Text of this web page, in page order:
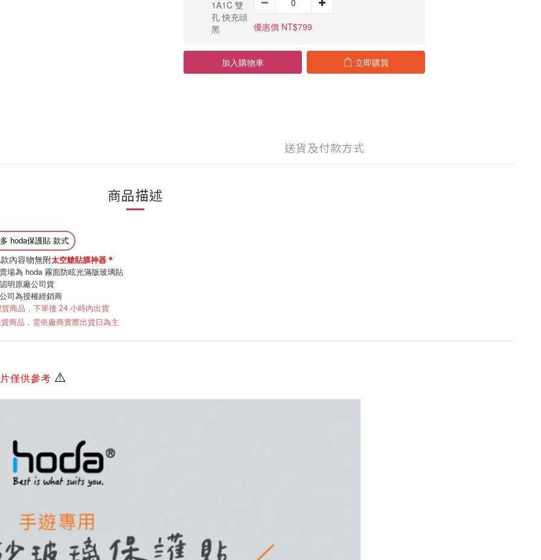
優惠價 NT$799
加入購物車 立即購買
送貨及付款方式
商品描述
hoda保護貼 款式
內容物無附太空艙貼膜神器 ＊
場為 hoda 霧面防眩光滿版玻璃貼
明原廠公司貨
司為授權經銷商
貨商品，下單後 24 小時內出貨
商品，需依廠商實際出貨日為主
僅供參考 ⚠️